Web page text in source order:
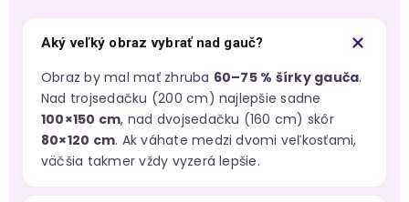
Aký veľký obraz vybrať nad gauč?
Obraz by mal mať zhruba 60–75 % šírky gauča.
Nad trojsedačku (200 cm) najlepšie sadne
100×150 cm, nad dvojsedačku (160 cm) skôr
80×120 cm. Ak váhate medzi dvomi veľkosťami,
väčšia takmer vždy vyzerá lepšie.